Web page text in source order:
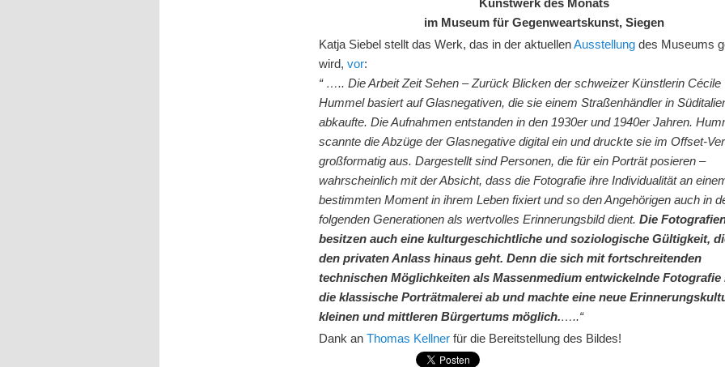
im Museum für Gegenweartskunst, Siegen
Katja Siebel stellt das Werk, das in der aktuellenAusstellungdes Museums
wird,vor:
“ ….. Die Arbeit Zeit Sehen – Zurück Blicken der schweizer Künstlerin Cécile
Hummel basiert auf Glasnegativen, die sie einem Straßenhändler in
abkaufte. Die Aufnahmen entstanden in den 1930er und 1940er Jahren.
scannte die Abzüge der Glasnegative digital ein und druckte sie im Offset-
großformatig aus. Dargestellt sind Personen, die für ein Porträt posieren –
wahrscheinlich mit der Absicht, dass die Fotografie ihre Individualität an
bestimmten Moment in ihrem Leben fixiert und so den Angehörigen auch in
folgenden Generationen als wertvolles Erinnerungsbild dient.Die
besitzen auch eine kulturgeschichtliche und soziologische Gültigkeit,
den privaten Anlass hinaus geht. Denn die sich mit fortschreitenden
technischen Möglichkeiten als Massenmedium entwickelnde Fotografie
die klassische Porträtmalerei ab und machte eine neue
kleinen und mittleren Bürgertums möglich.…..“
Dank anThomas Kellner für die Bereitstellung des Bildes!